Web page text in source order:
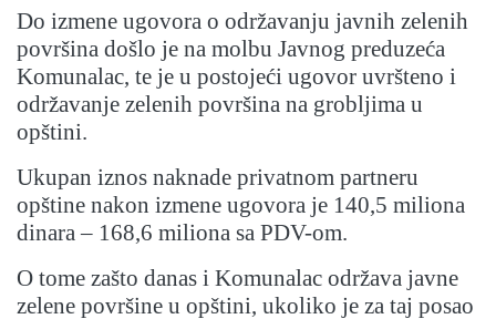
Do izmene ugovora o održavanju javnih zelenih
površina došlo je na molbu Javnog preduzeća
Komunalac, te je u postojeći ugovor uvršteno i
održavanje zelenih površina na grobljima u
opštini.
Ukupan iznos naknade privatnom partneru
opštine nakon izmene ugovora je 140,5 miliona
dinara – 168,6 miliona sa PDV-om.
O tome zašto danas i Komunalac održava javne
zelene površine u opštini, ukoliko je za taj posao